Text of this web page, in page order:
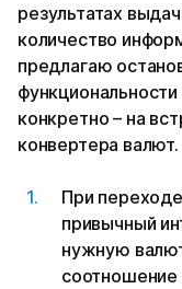
результатах
количество
предлагаю
конкретно – на
конвертера валют.
При
привычный
нужную
соотношение